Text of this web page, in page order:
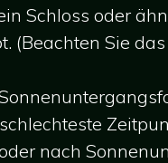
Schloss oder
(Beachten Sie
nach